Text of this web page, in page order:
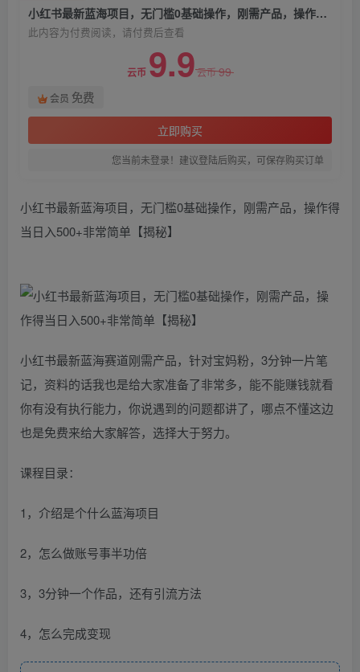
小红书最新蓝海项目，无门槛0基础操作，刚需产品，操作得当日入500+非常简单【揭秘】
此内容为付费阅读，请付费后查看
云币 9.9云币99
会员 免费
立即购买
您当前未登录！建议登陆后购买，可保存购买订单
小红书最新蓝海项目，无门槛0基础操作，刚需产品，操作得
当日入500+非常简单【揭秘】
小红书最新蓝海赛道刚需产品，针对宝妈粉，3分钟一片笔
记，资料的话我也是给大家准备了非常多，能不能赚钱就看
你有没有执行能力，你说遇到的问题都讲了，哪点不懂这边
也是免费来给大家解答，选择大于努力。
课程目录：
1，介绍是个什么蓝海项目
2，怎么做账号事半功倍
3，3分钟一个作品，还有引流方法
4，怎么完成变现